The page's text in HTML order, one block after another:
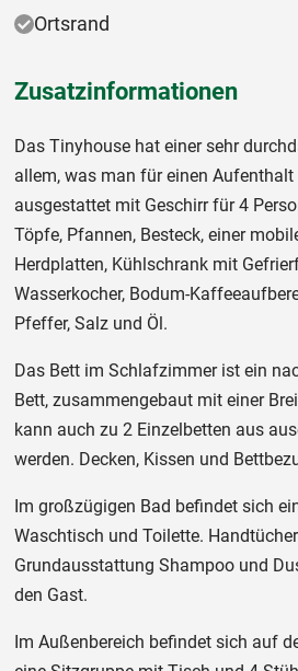
Ortsrand
Zusatzinformationen
Das Tinyhouse hat einer sehr
allem, was man für einen
ausgestattet mit Geschirr für 4
Töpfe, Pfannen, Besteck, einer
Herdplatten, Kühlschrank mit
Wasserkocher, Bodum-
Pfeffer, Salz und Öl.
Das Bett im Schlafzimmer ist ein
Bett, zusammengebaut mit einer
kann auch zu 2 Einzelbetten aus
werden. Decken, Kissen und
Im großzügigen Bad befindet sich
Waschtisch und Toilette.
Grundausstattung Shampoo und
den Gast.
Im Außenbereich befindet sich auf